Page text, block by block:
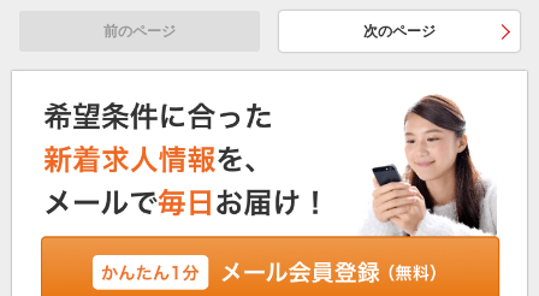
前のページ 次のページ